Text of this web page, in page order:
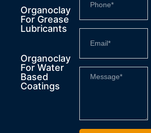
Organoclay
For Grease
Lubricants
Organoclay
For Water
Based
Coatings